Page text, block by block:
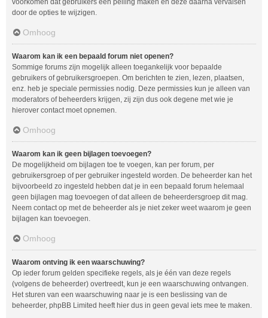
voorkomen dat gebruikers een peiling maken en deze daarna vervalsen
door de opties te wijzigen.
Omhoog
Waarom kan ik een bepaald forum niet openen?
Sommige forums zijn mogelijk alleen toegankelijk voor bepaalde
gebruikers of gebruikersgroepen. Om berichten te zien, lezen, plaatsen,
enz. heb je speciale permissies nodig. Deze permissies kun je alleen van
moderators of beheerders krijgen, zij zijn dus ook degene met wie je
hierover contact moet opnemen.
Omhoog
Waarom kan ik geen bijlagen toevoegen?
De mogelijkheid om bijlagen toe te voegen, kan per forum, per
gebruikersgroep of per gebruiker ingesteld worden. De beheerder kan het
bijvoorbeeld zo ingesteld hebben dat je in een bepaald forum helemaal
geen bijlagen mag toevoegen of dat alleen de beheerdersgroep dit mag.
Neem contact op met de beheerder als je niet zeker weet waarom je geen
bijlagen kan toevoegen.
Omhoog
Waarom ontving ik een waarschuwing?
Op ieder forum gelden specifieke regels, als je één van deze regels
(volgens de beheerder) overtreedt, kun je een waarschuwing ontvangen.
Het sturen van een waarschuwing naar je is een beslissing van de
beheerder, phpBB Limited heeft hier dus in geen geval iets mee te maken.